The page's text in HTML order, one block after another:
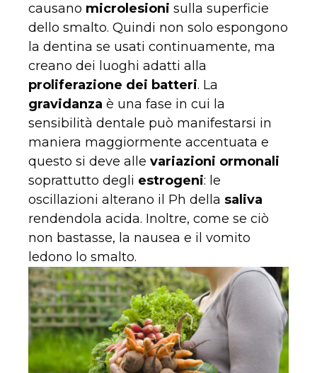
causano microlesioni sulla superficie
dello smalto. Quindi non solo espongono
la dentina se usati continuamente, ma
creano dei luoghi adatti alla
proliferazione dei batteri. La
gravidanza è una fase in cui la
sensibilità dentale può manifestarsi in
maniera maggiormente accentuata e
questo si deve alle variazioni ormonali
soprattutto degli estrogeni: le
oscillazioni alterano il Ph della saliva
rendendola acida. Inoltre, come se ciò
non bastasse, la nausea e il vomito
ledono lo smalto.